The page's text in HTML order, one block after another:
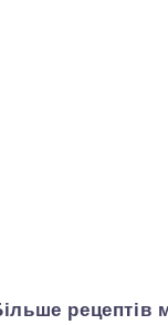
рецептів